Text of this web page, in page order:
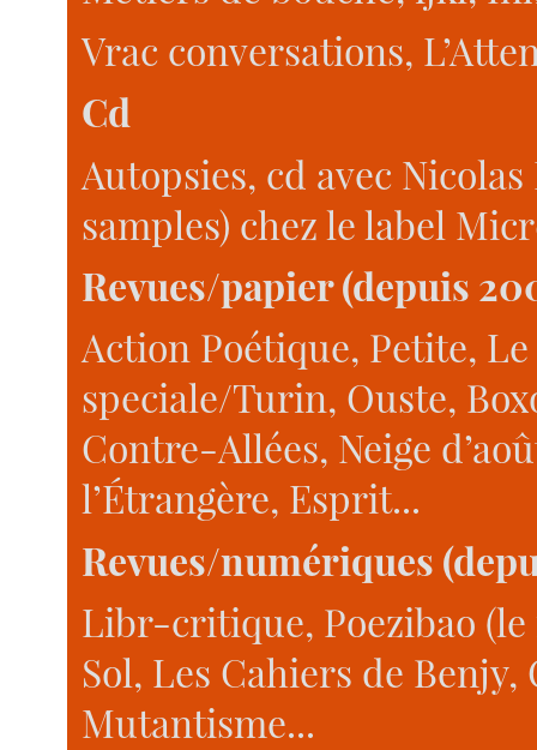
Vrac conversations,
Cd
Autopsies, cd avec
samples) chez le label
Revues/papier (depuis
Action Poétique, Petite,
speciale/Turin, Ouste,
Contre-Allées, Neige
l’Étrangère, Esprit...
Revues/numériques
Libr-critique, Poezibao
Sol, Les Cahiers de
Mutantisme...